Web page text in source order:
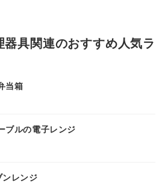
器具関連のおすすめ人気ラ
当箱
ブルの電子レンジ
レンジ